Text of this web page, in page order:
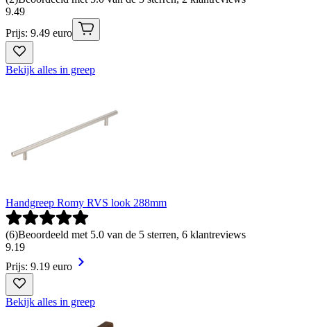
9.49
Prijs: 9.49 euro
Bekijk alles in greep
Handgreep Romy RVS look 288mm
(6)Beoordeeld met 5.0 van de 5 sterren, 6 klantreviews
9.19
Prijs: 9.19 euro
Bekijk alles in greep